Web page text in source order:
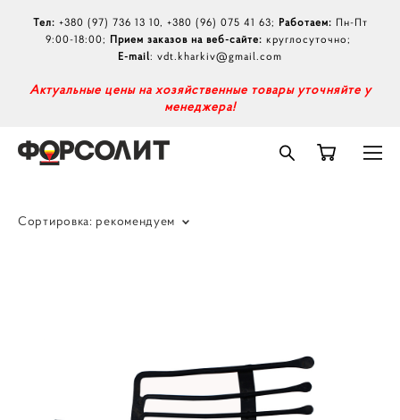
Тел: +380 (97) 736 13 10, +380 (96) 075 41 63; Работаем: Пн-Пт
9:00-18:00; Прием заказов на веб-сайте: круглосуточно;
E-mail: vdt.kharkiv@gmail.com
Актуальные цены на хозяйственные товары уточняйте у
менеджера!
Сортировка: рекомендуем